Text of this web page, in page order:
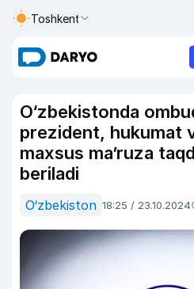
Toshkent
O‘zbekistonda
prezident, hukumat
maxsus ma’ruza
beriladi
O‘zbekiston 18:25 / 23.10.2024